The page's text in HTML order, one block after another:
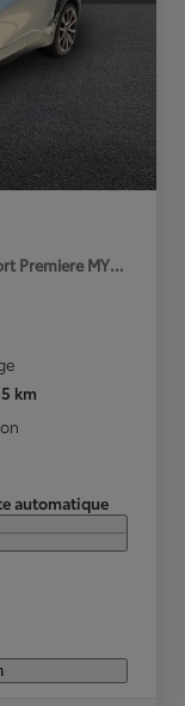
Premiere MY25
km
automatique